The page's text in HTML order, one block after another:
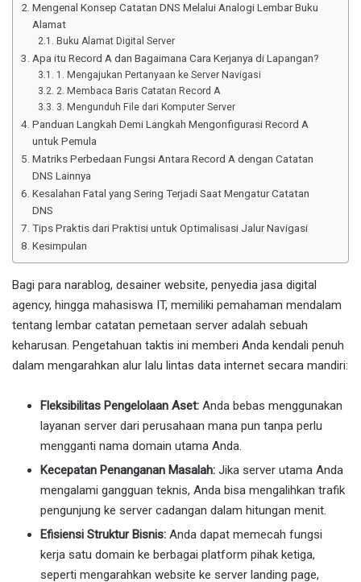
Mengenal Konsep Catatan DNS Melalui Analogi Lembar Buku
Alamat
Buku Alamat Digital Server
Apa itu Record A dan Bagaimana Cara Kerjanya di Lapangan?
1. Mengajukan Pertanyaan ke Server Navigasi
2. Membaca Baris Catatan Record A
3. Mengunduh File dari Komputer Server
Panduan Langkah Demi Langkah Mengonfigurasi Record A
untuk Pemula
Matriks Perbedaan Fungsi Antara Record A dengan Catatan
DNS Lainnya
Kesalahan Fatal yang Sering Terjadi Saat Mengatur Catatan
DNS
Tips Praktis dari Praktisi untuk Optimalisasi Jalur Navigasi
Kesimpulan
Bagi para narablog, desainer website, penyedia jasa digital
agency, hingga mahasiswa IT, memiliki pemahaman mendalam
tentang lembar catatan pemetaan server adalah sebuah
keharusan. Pengetahuan taktis ini memberi Anda kendali penuh
dalam mengarahkan alur lalu lintas data internet secara mandiri:
Fleksibilitas Pengelolaan Aset: Anda bebas menggunakan
layanan server dari perusahaan mana pun tanpa perlu
mengganti nama domain utama Anda.
Kecepatan Penanganan Masalah: Jika server utama Anda
mengalami gangguan teknis, Anda bisa mengalihkan trafik
pengunjung ke server cadangan dalam hitungan menit.
Efisiensi Struktur Bisnis: Anda dapat memecah fungsi
kerja satu domain ke berbagai platform pihak ketiga,
seperti mengarahkan website ke server landing page,